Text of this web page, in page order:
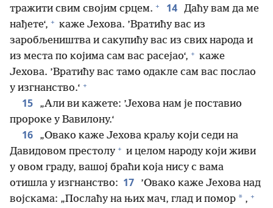
тражити свим својим срцем. + 14 Даћу вам да ме
нађете‘, + каже Јехова. ’Вратићу вас из
заробљеништва и сакупићу вас из свих народа и
из места по којима сам вас расејао‘, + каже
Јехова. ’Вратићу вас тамо одакле сам вас послао
у изгнанство.‘ +
15
„Али ви кажете: ’Јехова нам је поставио
пророке у Вавилону.‘
16
„Овако каже Јехова краљу који седи на
Давидовом престолу + и целом народу који живи
у овом граду, вашој браћи која нису с вама
отишла у изгнанство: 17
’Овако каже Јехова над
војскама: „Послаћу на њих мач, глад и помор * , +